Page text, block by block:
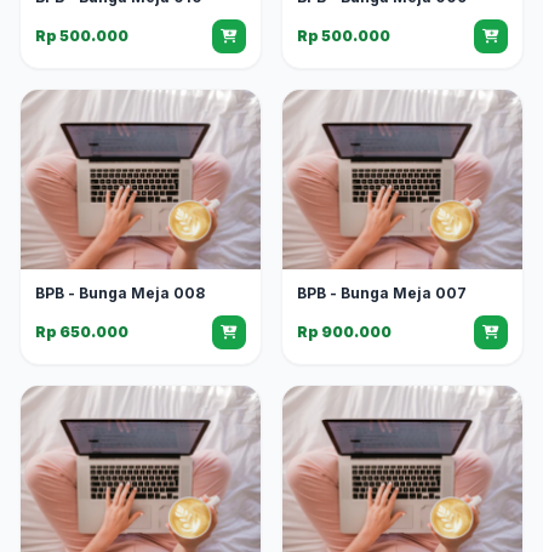
Rp 500.000 Rp 500.000
BPB - Bunga Meja 008
Rp 650.000
BPB - Bunga Meja 007
Rp 900.000